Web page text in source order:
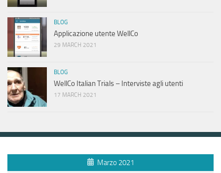
BLOG
Applicazione utente WellCo
29 MARCH 2021
BLOG
WellCo Italian Trials – Interviste agli utenti
17 MARCH 2021
Marzo 2021